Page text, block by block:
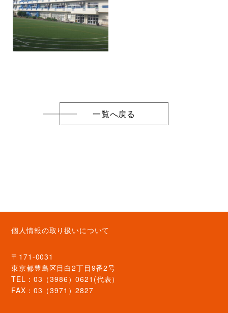
一覧へ戻る
個人情報の取り扱いについて
〒171-0031
東京都豊島区目白2丁目9番2号
TEL：03（3986）0621(代表）
FAX：03（3971）2827